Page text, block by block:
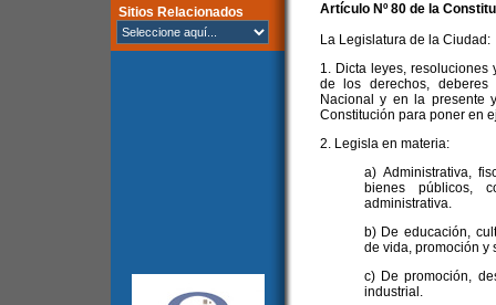
Sitios Relacionados Artículo Nº 80 de la
La Legislatura de la Ciudad:
1. Dicta leyes,
de los derechos,
Nacional y en la presente
Constitución para poner en
2. Legisla en materia:
a) Administrativa,
bienes públicos,
administrativa.
b) De educación,
de vida, promoción y
c) De promoción,
industrial.